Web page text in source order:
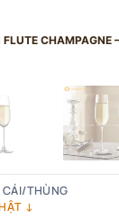
CHAMPAGNE
THÙNG
↓